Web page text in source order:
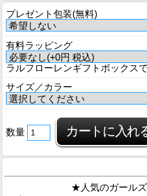
プレゼント包装(無料)
有料ラッピング
ラルフローレンギフトボックスで
サイズ／カラー
数量
★人気のガール